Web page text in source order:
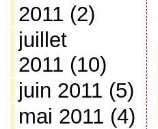
2011 (2)
juillet
2011 (10)
juin 2011 (5)
mai 2011 (4)